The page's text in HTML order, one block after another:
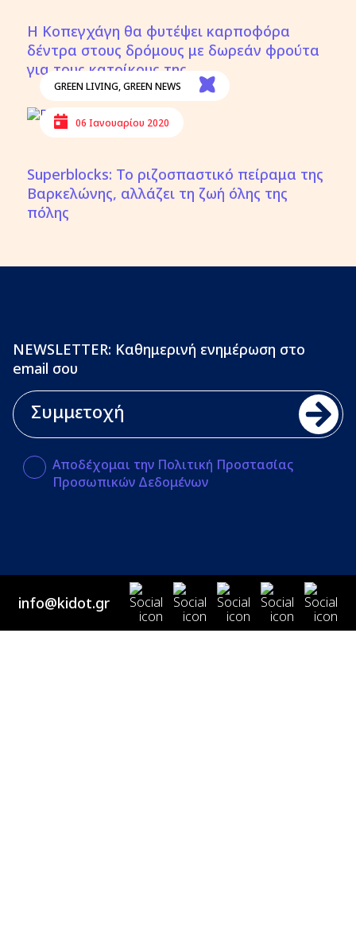
Η Κοπεγχάγη θα φυτέψει καρποφόρα
δέντρα στους δρόμους με δωρεάν φρούτα
για τους κατοίκους της
GREEN LIVING,GREEN NEWS
06 Ιανουαρίου 2020
Superblocks: Το ριζοσπαστικό πείραμα της
Βαρκελώνης, αλλάζει τη ζωή όλης της
πόλης
NEWSLETTER: Καθημερινή ενημέρωση στο
email σου
Αποδέχομαι την Πολιτική Προστασίας
Προσωπικών Δεδομένων
info@kidot.gr